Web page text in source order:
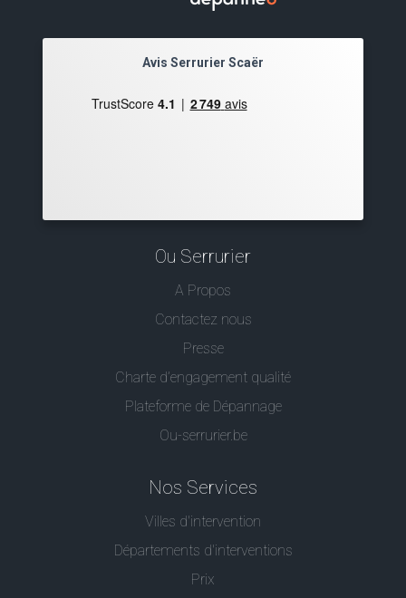
Avis Serrurier Scaër
Ou Serrurier
A Propos
Contactez nous
Presse
Charte d’engagement qualité
Plateforme de Dépannage
Ou-serrurier.be
Nos Services
Villes d'intervention
Départements d'interventions
Prix